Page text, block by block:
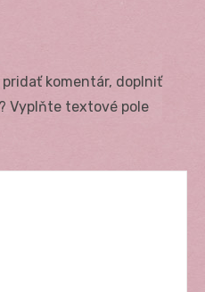
komentár, doplniť
Vyplňte textové pole